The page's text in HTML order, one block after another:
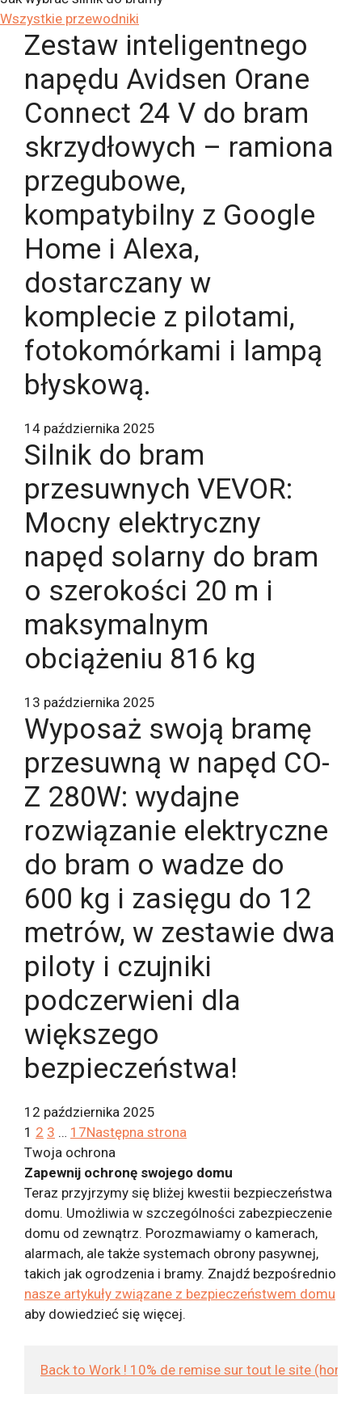
Wszystkie przewodniki
Zestaw inteligentnego
napędu Avidsen Orane
Connect 24 V do bram
skrzydłowych – ramiona
przegubowe,
kompatybilny z Google
Home i Alexa,
dostarczany w
komplecie z pilotami,
fotokomórkami i lampą
błyskową.
14 października 2025
Silnik do bram
przesuwnych VEVOR:
Mocny elektryczny
napęd solarny do bram
o szerokości 20 m i
maksymalnym
obciążeniu 816 kg
13 października 2025
Wyposaż swoją bramę
przesuwną w napęd CO-
Z 280W: wydajne
rozwiązanie elektryczne
do bram o wadze do
600 kg i zasięgu do 12
metrów, w zestawie dwa
piloty i czujniki
podczerwieni dla
większego
bezpieczeństwa!
12 października 2025
1 2 3 … 17Następna strona
Twoja ochrona
Zapewnij ochronę swojego domu
Teraz przyjrzymy się bliżej kwestii bezpieczeństwa
domu. Umożliwia w szczególności zabezpieczenie
domu od zewnątrz. Porozmawiamy o kamerach,
alarmach, ale także systemach obrony pasywnej,
takich jak ogrodzenia i bramy. Znajdź bezpośrednio
nasze artykuły związane z bezpieczeństwem domu
aby dowiedzieć się więcej.
Back to Work ! 10% de remise sur tout le site (hors